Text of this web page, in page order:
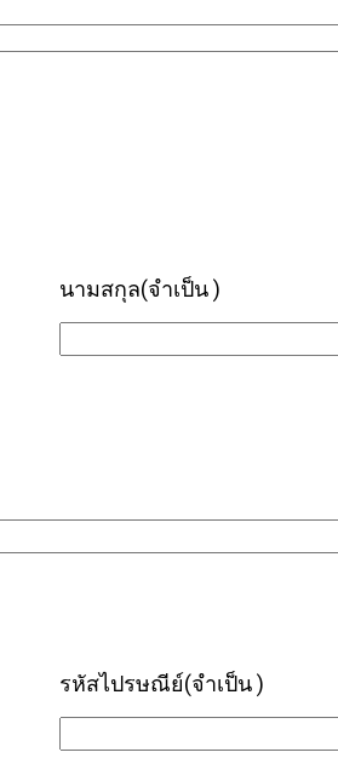
นามสกุล(จำเป็น )
รหัสไปรษณีย์(จำเป็น )